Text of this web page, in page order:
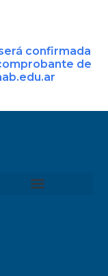
confirmada
de